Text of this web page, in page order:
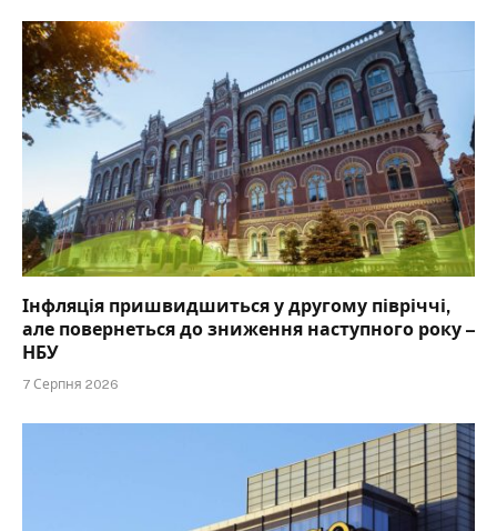
Інфляція пришвидшиться у другому півріччі,
але повернеться до зниження наступного року –
НБУ
7 Серпня 2026